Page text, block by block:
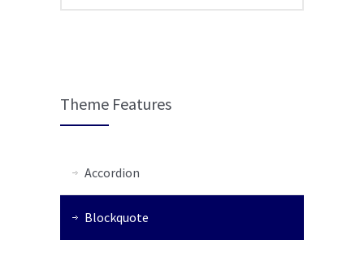
Theme Features
Accordion
Blockquote